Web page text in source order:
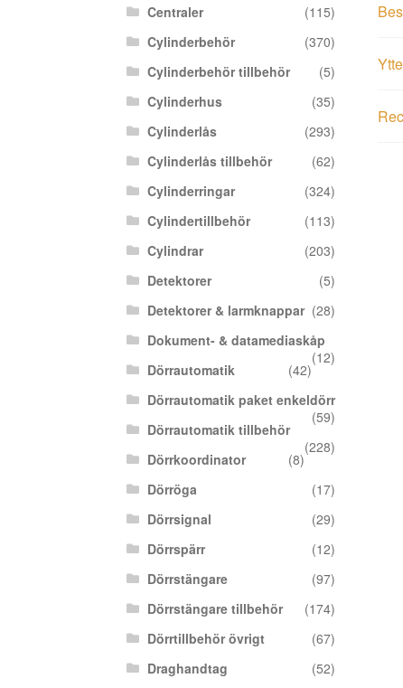
Centraler
(115)
Cylinderbehör
(370)
Cylinderbehör tillbehör
(5)
Cylinderhus
(35)
Cylinderlås
(293)
Cylinderlås tillbehör
(62)
Cylinderringar
(324)
Cylindertillbehör
(113)
Cylindrar
(203)
Detektorer
(5)
Detektorer & larmknappar (28)
Dokument- & datamediaskåp
(12)
Dörrautomatik
(42)
Dörrautomatik paket enkeldörr
(59)
Dörrautomatik tillbehör
(228)
Dörrkoordinator
(8)
Dörröga
(17)
Dörrsignal
(29)
Dörrspärr
(12)
Dörrstängare
(97)
Dörrstängare tillbehör
(174)
Dörrtillbehör övrigt
(67)
Draghandtag
(52)